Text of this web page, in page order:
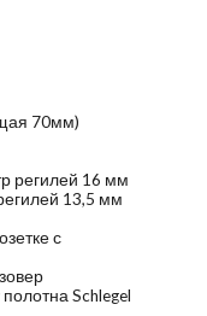
70мм)
регилей 16 мм
13,5 мм
с
Schlegel